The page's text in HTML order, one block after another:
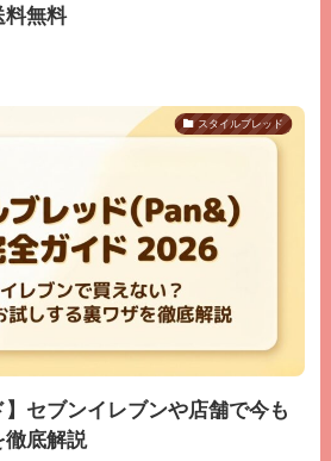
料無料
スタイルブレッド
】セブンイレブンや店舗で今も
徹底解説